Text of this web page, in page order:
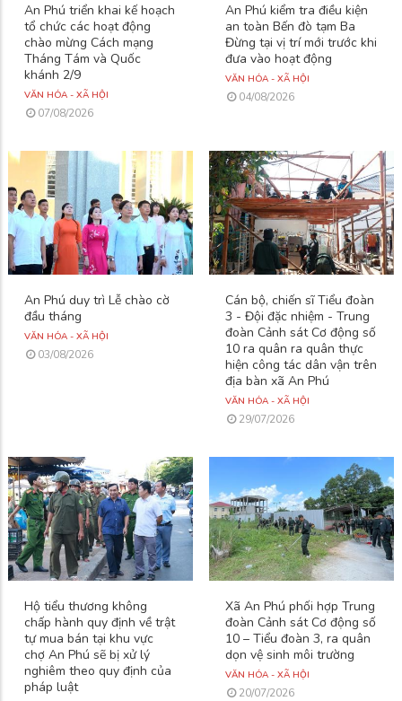
An Phú triển khai kế hoạch
tổ chức các hoạt động
chào mừng Cách mạng
Tháng Tám và Quốc
khánh 2/9
VĂN HÓA - XÃ HỘI
07/08/2026
An Phú kiểm tra điều kiện
an toàn Bến đò tạm Ba
Đừng tại vị trí mới trước khi
đưa vào hoạt động
VĂN HÓA - XÃ HỘI
04/08/2026
An Phú duy trì Lễ chào cờ
đầu tháng
VĂN HÓA - XÃ HỘI
03/08/2026
Cán bộ, chiến sĩ Tiểu đoàn
3 - Đội đặc nhiệm - Trung
đoàn Cảnh sát Cơ động số
10 ra quân ra quân thực
hiện công tác dân vận trên
địa bàn xã An Phú
VĂN HÓA - XÃ HỘI
29/07/2026
Hộ tiểu thương không
chấp hành quy định về trật
tự mua bán tại khu vực
chợ An Phú sẽ bị xử lý
nghiêm theo quy định của
pháp luật
Xã An Phú phối hợp Trung
đoàn Cảnh sát Cơ động số
10 – Tiểu đoàn 3, ra quân
dọn vệ sinh môi trường
VĂN HÓA - XÃ HỘI
20/07/2026